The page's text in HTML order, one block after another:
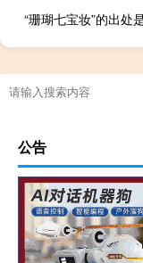
“珊瑚七宝妆”的出处
公告